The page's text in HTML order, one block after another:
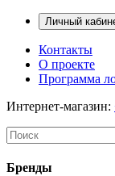
Личный
Контакты
О проекте
Программа
Интернет-магазин:
Бренды